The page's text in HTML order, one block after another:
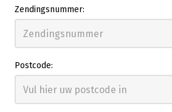
Zendingsnummer:
Postcode: